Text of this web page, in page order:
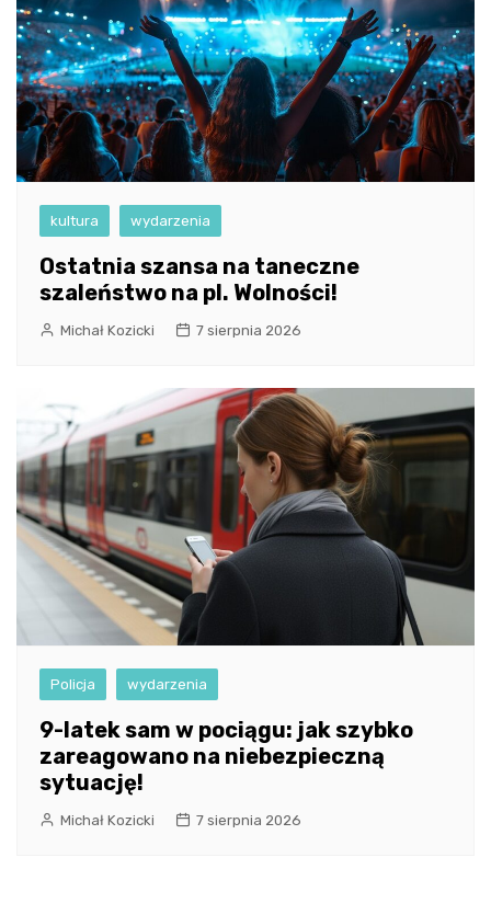
kultura wydarzenia
Ostatnia szansa na taneczne
szaleństwo na pl. Wolności!
Michał Kozicki 7 sierpnia 2026
Policja wydarzenia
9-latek sam w pociągu: jak szybko
zareagowano na niebezpieczną
sytuację!
Michał Kozicki 7 sierpnia 2026